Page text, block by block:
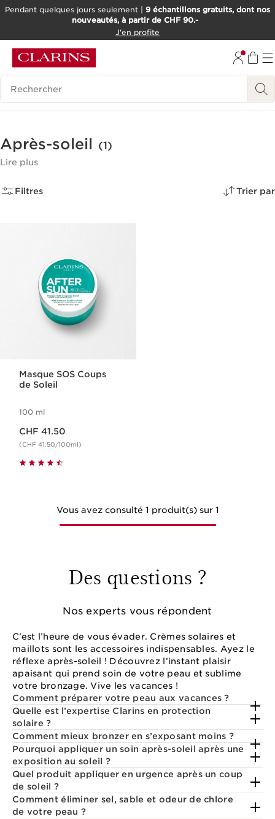
ALLER AU CONTENU
OUTIL D'ACCESSIBILITÉ
Pendant quelques jours seulement | 9 échantillons gratuits, dont nos
nouveautés, à partir de CHF 90.-
J'en profite
Historique des recherches
Après-soleil (1)
Lire plus
Filtres Trier par
Masque SOS Coups
de Soleil
100 ml
CHF 41.50
(CHF 41.50/100ml)
Vous avez consulté 1 produit(s) sur 1
Des questions ?
Nos experts vous répondent
C’est l’heure de vous évader. Crèmes solaires et
maillots sont les accessoires indispensables. Ayez le
réflexe après-soleil ! Découvrez l’instant plaisir
apaisant qui prend soin de votre peau et sublime
votre bronzage. Vive les vacances !
Comment préparer votre peau aux vacances ?
Quelle est l’expertise Clarins en protection
solaire ?
Comment mieux bronzer en s’exposant moins ?
Pourquoi appliquer un soin après-soleil après une
exposition au soleil ?
Quel produit appliquer en urgence après un coup
de soleil ?
Comment éliminer sel, sable et odeur de chlore
de votre peau ?